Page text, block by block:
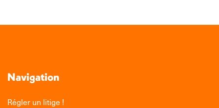
Navigation
Régler un litige !